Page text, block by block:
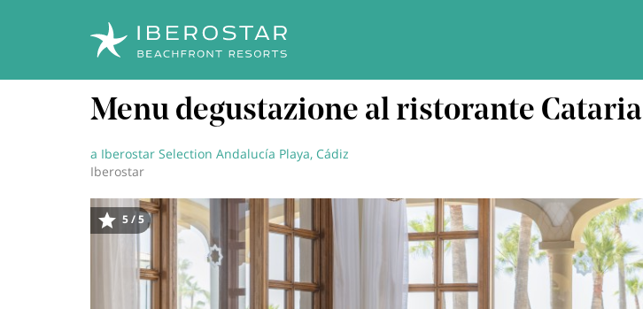
Menu degustazione al ristorante Cataria
a Iberostar Selection Andalucía Playa, Cádiz
Iberostar
Immagine
5 / 5